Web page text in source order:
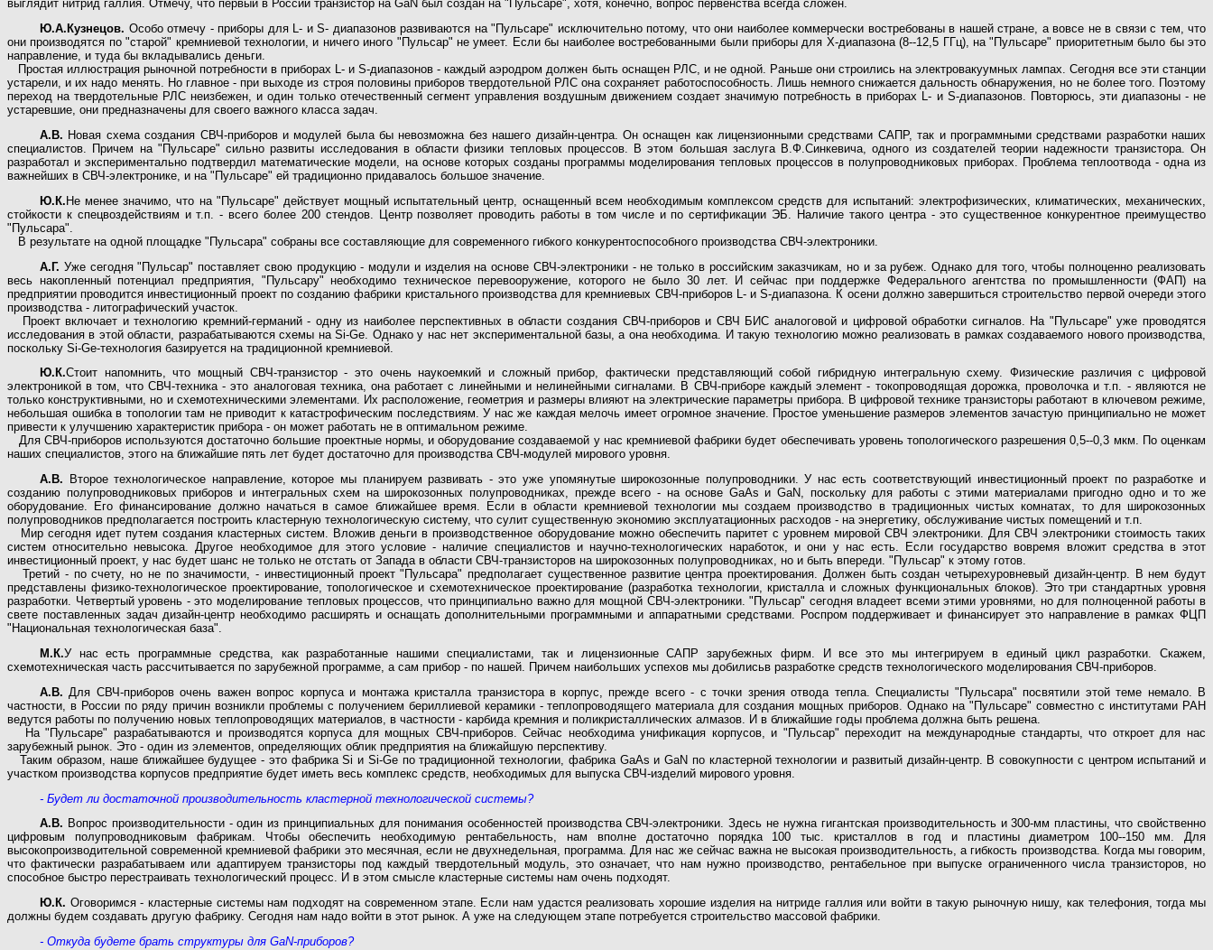
выглядит нитрид галлия. Отмечу, что первый в России транзистор на GaN был создан на "Пульсаре", хотя, конечно, вопрос первенства всегда сложен.
Ю.А.Кузнецов. Особо отмечу - приборы для L- и S- диапазонов развиваются на "Пульсаре" исключительно потому, что они наиболее коммерчески востребованы в нашей стране, а вовсе не в связи с тем, что
они производятся по "старой" кремниевой технологии, и ничего иного "Пульсар" не умеет. Если бы наиболее востребованными были приборы для Х-диапазона (8--12,5 ГГц), на "Пульсаре" приоритетным было бы это
направление, и туда бы вкладывались деньги.
Простая иллюстрация рыночной потребности в приборах L- и S-диапазонов - каждый аэродром должен быть оснащен РЛС, и не одной. Раньше они строились на электровакуумных лампах. Сегодня все эти станции
устарели, и их надо менять. Но главное - при выходе из строя половины приборов твердотельной РЛС она сохраняет работоспособность. Лишь немного снижается дальность обнаружения, но не более того. Поэтому
переход на твердотельные РЛС неизбежен, и один только отечественный сегмент управления воздушным движением создает значимую потребность в приборах L- и S-диапазонов. Повторюсь, эти диапазоны - не
устаревшие, они предназначены для своего важного класса задач.
А.В. Новая схема создания СВЧ-приборов и модулей была бы невозможна без нашего дизайн-центра. Он оснащен как лицензионными средствами САПР, так и программными средствами разработки наших
специалистов. Причем на "Пульсаре" сильно развиты исследования в области физики тепловых процессов. В этом большая заслуга В.Ф.Синкевича, одного из создателей теории надежности транзистора. Он
разработал и экспериментально подтвердил математические модели, на основе которых созданы программы моделирования тепловых процессов в полупроводниковых приборах. Проблема теплоотвода - одна из
важнейших в СВЧ-электронике, и на "Пульсаре" ей традиционно придавалось большое значение.
Ю.К. Не менее значимо, что на "Пульсаре" действует мощный испытательный центр, оснащенный всем необходимым комплексом средств для испытаний: электрофизических, климатических, механических,
стойкости к спецвоздействиям и т.п. - всего более 200 стендов. Центр позволяет проводить работы в том числе и по сертификации ЭБ. Наличие такого центра - это существенное конкурентное преимущество
"Пульсара".
В результате на одной площадке "Пульсара" собраны все составляющие для современного гибкого конкурентоспособного производства СВЧ-электроники.
А.Г. Уже сегодня "Пульсар" поставляет свою продукцию - модули и изделия на основе СВЧ-электроники - не только в российским заказчикам, но и за рубеж. Однако для того, чтобы полноценно реализовать
весь накопленный потенциал предприятия, "Пульсару" необходимо техническое перевооружение, которого не было 30 лет. И сейчас при поддержке Федерального агентства по промышленности (ФАП) на
предприятии проводится инвестиционный проект по созданию фабрики кристального производства для кремниевых СВЧ-приборов L- и S-диапазона. К осени должно завершиться строительство первой очереди этого
производства - литографический участок.
Проект включает и технологию кремний-германий - одну из наиболее перспективных в области создания СВЧ-приборов и СВЧ БИС аналоговой и цифровой обработки сигналов. На "Пульсаре" уже проводятся
исследования в этой области, разрабатываются схемы на Si-Ge. Однако у нас нет экспериментальной базы, а она необходима. И такую технологию можно реализовать в рамках создаваемого нового производства,
поскольку Si-Ge-технология базируется на традиционной кремниевой.
Ю.К.Стоит напомнить, что мощный СВЧ-транзистор - это очень наукоемкий и сложный прибор, фактически представляющий собой гибридную интегральную схему. Физические различия с цифровой
электроникой в том, что СВЧ-техника - это аналоговая техника, она работает с линейными и нелинейными сигналами. В СВЧ-приборе каждый элемент - токопроводящая дорожка, проволочка и т.п. - являются не
только конструктивными, но и схемотехническими элементами. Их расположение, геометрия и размеры влияют на электрические параметры прибора. В цифровой технике транзисторы работают в ключевом режиме,
небольшая ошибка в топологии там не приводит к катастрофическим последствиям. У нас же каждая мелочь имеет огромное значение. Простое уменьшение размеров элементов зачастую принципиально не может
привести к улучшению характеристик прибора - он может работать не в оптимальном режиме.
Для СВЧ-приборов используются достаточно большие проектные нормы, и оборудование создаваемой у нас кремниевой фабрики будет обеспечивать уровень топологического разрешения 0,5--0,3 мкм. По оценкам
наших специалистов, этого на ближайшие пять лет будет достаточно для производства СВЧ-модулей мирового уровня.
А.В. Второе технологическое направление, которое мы планируем развивать - это уже упомянутые широкозонные полупроводники. У нас есть соответствующий инвестиционный проект по разработке и
созданию полупроводниковых приборов и интегральных схем на широкозонных полупроводниках, прежде всего - на основе GaAs и GaN, поскольку для работы с этими материалами пригодно одно и то же
оборудование. Его финансирование должно начаться в самое ближайшее время. Если в области кремниевой технологии мы создаем производство в традиционных чистых комнатах, то для широкозонных
полупроводников предполагается построить кластерную технологическую систему, что сулит существенную экономию эксплуатационных расходов - на энергетику, обслуживание чистых помещений и т.п.
Мир сегодня идет путем создания кластерных систем. Вложив деньги в производственное оборудование можно обеспечить паритет с уровнем мировой СВЧ электроники. Для СВЧ электроники стоимость таких
систем относительно невысока. Другое необходимое для этого условие - наличие специалистов и научно-технологических наработок, и они у нас есть. Если государство вовремя вложит средства в этот
инвестиционный проект, у нас будет шанс не только не отстать от Запада в области СВЧ-транзисторов на широкозонных полупроводниках, но и быть впереди. "Пульсар" к этому готов.
Третий - по счету, но не по значимости, - инвестиционный проект "Пульсара" предполагает существенное развитие центра проектирования. Должен быть создан четырехуровневый дизайн-центр. В нем будут
представлены физико-технологическое проектирование, топологическое и схемотехническое проектирование (разработка технологии, кристалла и сложных функциональных блоков). Это три стандартных уровня
разработки. Четвертый уровень - это моделирование тепловых процессов, что принципиально важно для мощной СВЧ-электроники. "Пульсар" сегодня владеет всеми этими уровнями, но для полноценной работы в
свете поставленных задач дизайн-центр необходимо расширять и оснащать дополнительными программными и аппаратными средствами. Роспром поддерживает и финансирует это направление в рамках ФЦП
"Национальная технологическая база".
М.К.У нас есть программные средства, как разработанные нашими специалистами, так и лицензионные САПР зарубежных фирм. И все это мы интегрируем в единый цикл разработки. Скажем,
схемотехническая часть рассчитывается по зарубежной программе, а сам прибор - по нашей. Причем наибольших успехов мы добилисьв разработке средств технологического моделирования СВЧ-приборов.
А.В. Для СВЧ-приборов очень важен вопрос корпуса и монтажа кристалла транзистора в корпус, прежде всего - с точки зрения отвода тепла. Специалисты "Пульсара" посвятили этой теме немало. В
частности, в России по ряду причин возникли проблемы с получением бериллиевой керамики - теплопроводящего материала для создания мощных приборов. Однако на "Пульсаре" совместно с институтами РАН
ведутся работы по получению новых теплопроводящих материалов, в частности - карбида кремния и поликристаллических алмазов. И в ближайшие годы проблема должна быть решена.
На "Пульсаре" разрабатываются и производятся корпуса для мощных СВЧ-приборов. Сейчас необходима унификация корпусов, и "Пульсар" переходит на международные стандарты, что откроет для нас
зарубежный рынок. Это - один из элементов, определяющих облик предприятия на ближайшую перспективу.
Таким образом, наше ближайшее будущее - это фабрика Si и Si-Ge по традиционной технологии, фабрика GaAs и GaN по кластерной технологии и развитый дизайн-центр. В совокупности с центром испытаний и
участком производства корпусов предприятие будет иметь весь комплекс средств, необходимых для выпуска СВЧ-изделий мирового уровня.
- Будет ли достаточной производительность кластерной технологической системы?
А.В. Вопрос производительности - один из принципиальных для понимания особенностей производства СВЧ-электроники. Здесь не нужна гигантская производительность и 300-мм пластины, что свойственно
цифровым полупроводниковым фабрикам. Чтобы обеспечить необходимую рентабельность, нам вполне достаточно порядка 100 тыс. кристаллов в год и пластины диаметром 100--150 мм. Для
высокопроизводительной современной кремниевой фабрики это месячная, если не двухнедельная, программа. Для нас же сейчас важна не высокая производительность, а гибкость производства. Когда мы говорим,
что фактически разрабатываем или адаптируем транзисторы под каждый твердотельный модуль, это означает, что нам нужно производство, рентабельное при выпуске ограниченного числа транзисторов, но
способное быстро перестраивать технологический процесс. И в этом смысле кластерные системы нам очень подходят.
Ю.К. Оговоримся - кластерные системы нам подходят на современном этапе. Если нам удастся реализовать хорошие изделия на нитриде галлия или войти в такую рыночную нишу, как телефония, тогда мы
должны будем создавать другую фабрику. Сегодня нам надо войти в этот рынок. А уже на следующем этапе потребуется строительство массовой фабрики.
- Откуда будете брать структуры для GaN-приборов?